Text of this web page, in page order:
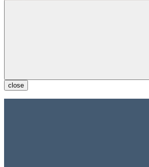
close